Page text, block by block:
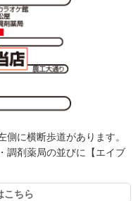
に横断歩道があります。
調剤薬局の並びに【エイブ
こちら